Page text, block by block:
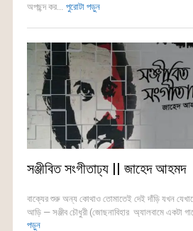
অপছন্দ কর... পুরোটা পড়ুন
সঞ্জীবিত সংগীতাঢ্য || জাহেদ আহমদ
বাক্যের শুরু অন্য কোথাও তোমাতেই দেই দাঁড়ি যখন
আড়ি — সঞ্জীব চৌধুরী (জোছনাবিহার অ্যালবামে একটা
পড়ুন